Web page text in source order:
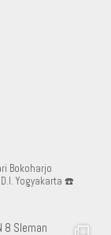
Bokoharjo
Yogyakarta ☎️